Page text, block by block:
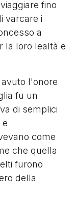
fino
varcare i
a
la loro lealtà e
l'onore
fu un
di semplici
e
come
che quella
furono
della